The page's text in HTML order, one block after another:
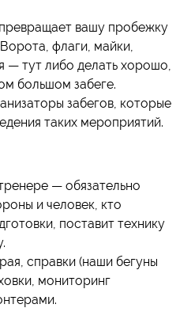
вашу пробежку
флаги, майки,
— тут либо делать хорошо,
большом забеге.
забегов, которые
таких мероприятий.
— обязательно
и человек, кто
поставит технику
справки (наши бегуны
мониторинг